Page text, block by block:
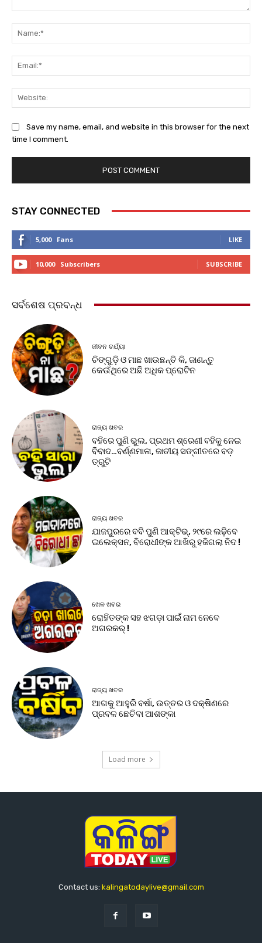
Save my name, email, and website in this browser for the next
time I comment.
STAY CONNECTED
5,000 Fans LIKE
10,000 Subscribers SUBSCRIBE
ସର୍ବଶେଷ ପ୍ରବନ୍ଧ
ଜୀବନ ଚର୍ଯ୍ୟା
ଚିଙ୍ଗୁଡ଼ି ଓ ମାଛ ଖାଉଛନ୍ତି କି, ଜାଣନ୍ତୁ
କେଉଁଥିରେ ଅଛି ଅଧିକ ପ୍ରୋଟିନ
ରାଜ୍ୟ ଖବର
ବହିରେ ପୁଣି ଭୁଲ, ପ୍ରଥମ ଶ୍ରେଣୀ ବହିକୁ ନେଇ
ବିବାଦ…ବର୍ଣ୍ଣମାଳା, ଜାତୀୟ ସଙ୍ଗୀତରେ ବଡ଼
ତ୍ରୁଟି
ରାଜ୍ୟ ଖବର
ଯାଜପୁରରେ ବବି ପୁଣି ଆକ୍ଟିଭ୍, ୨୯ରେ ଲଢ଼ିବେ
ଇଲେକ୍ସନ, ବିରୋଧୀଙ୍କ ଆଖିରୁ ହଜିଗଲା ନିଦ !
ଖେଳ ଖବର
ରୋହିତଙ୍କ ସହ ଝଗଡ଼ା ପାଇଁ ନାମ ନେବେ
ଅଗରକର୍ !
ରାଜ୍ୟ ଖବର
ଆଗକୁ ଆହୁରି ବର୍ଷା, ଉତ୍ତର ଓ ଦକ୍ଷିଣରେ
ପ୍ରବଳ ଛେଚିବା ଆଶଙ୍କା
Load more
Contact us: kalingatodaylive@gmail.com